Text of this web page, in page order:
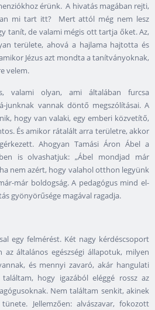
érünk. A hivatás magában rejti,
mi tart itt? Mert attól még nem lesz
tanít, de valami mégis ott tartja őket. Az,
területe, ahová a hajlama hajtotta és
Jézus azt mondta a tanítványoknak,
velem.
valami olyan, ami általában furcsa
junknak vannak döntő megszólításai. A
hogy van valaki, egy emberi közvetítő,
És amikor rátalált arra területre, akkor
Ahogyan Tamási Áron Ábel a
is olvashatjuk: „Ábel mondjad már
nem azért, hogy valahol otthon legyünk
már boldogság. A pedagógus mind el-
gyönyörűsége magával ragadja.
egy felmérést. Két nagy kérdéscsoport
általános egészségi állapotuk, milyen
és mennyi zavaró, akár hangulati
hogy igazából eléggé rossz az
Nem találtam senkit, akinek
Jellemzően: alvászavar, fokozott